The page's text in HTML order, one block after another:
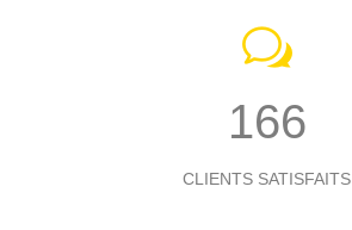
191
CLIENTS SATISFAITS